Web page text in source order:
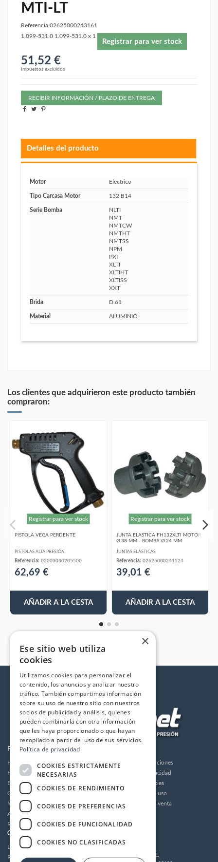
MTI-LT
Referencia 02625000243161
1.099-531.0 1.099-531.0 x 1
Registrar para ver stock
51,52 €
Impuestos excluidos
RECIBIR INFORMACIÓN / PLAZO DE ENTREGA
Detalles del producto
Motor Eléctrico
Tipo Carcasa Motor 132 B14
Serie Bomba
NLTI
NMT
NMTCW
NMTHT
NMTSS
NPM
PXI
XLTI
XLTIHT
XLTISS
XXT
Brida D.61
Material ALUMINIO
Los clientes que adquirieron este producto también
compraron:
Registrar para ver stock
PISTOLA VEGA PERDENTE
PISTOLAS ALTA PRESIÓN
Referencia: 02003030205500
62,69 €
AÑADIR A LA CESTA
Registrar para ver stock
JUNTA ELASTICA FH132XLTI MOTOR
Ø.38 MM - BOMBA Ø.24 MM
JUNTAS ELÁSTICAS
Referencia: 02625000241524
39,01 €
AÑADIR A LA CESTA
PRODUCTOS
Hidrolimpiadoras
Humidificación
Bombas de alta presión
Grupos motor bomba alta presión
Motores
Accesorios
Recambios / Repuestos
Envios y devoluciones
Política de privacidad
Política de cookies
Condiciones de uso
Condiciones de venta
CUENTA
Login
Registrarse
MULTIDRONET S.L.
×
Ese sitio web utiliza
cookies
Utilizamos cookies para personalizar el
contenido, los anuncios y analizar nuestro
tráfico. También compartimos información
sobre su uso de nuestro sitio con nuestros
socios de publicidad y análisis, quienes
pueden combinarla con otra información
que les haya proporcionado o que hayan
recopilado a partir del uso de sus servicios.
Política de privacidad
COOKIES ESTRICTAMENTE
NECESARIAS
COOKIES DE RENDIMIENTO
COOKIES DE PREFERENCIAS
COOKIES DE FUNCIONALIDAD
COOKIES NO CLASIFICADAS